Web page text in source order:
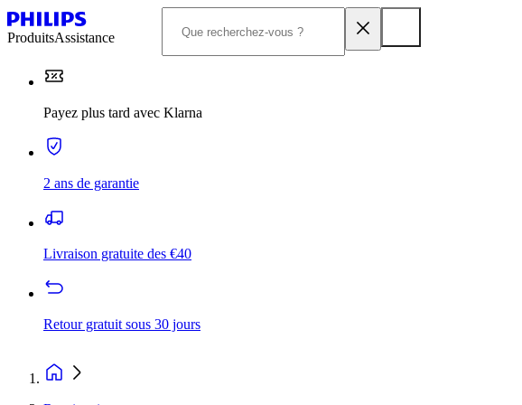
ProduitsAssistance
Payez plus tard avec Klarna
2 ans de garantie
Livraison gratuite des €40
Retour gratuit sous 30 jours